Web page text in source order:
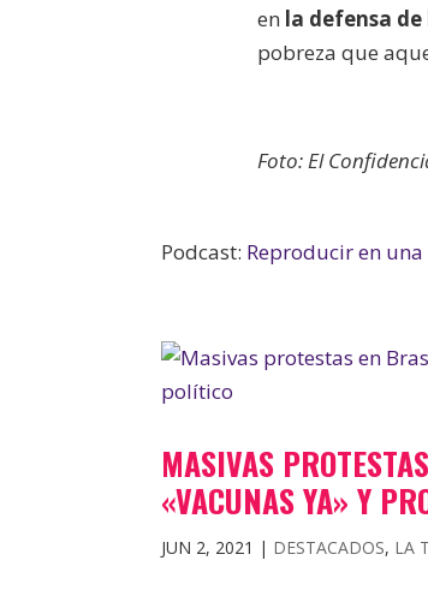
en la defensa
pobreza que
Foto: El
Podcast: Reproducir en
MASIVAS
«VACUNAS YA» Y
JUN 2, 2021 | DESTACADOS, LA